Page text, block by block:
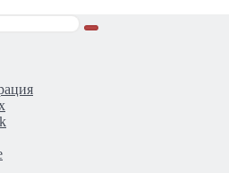
Искать